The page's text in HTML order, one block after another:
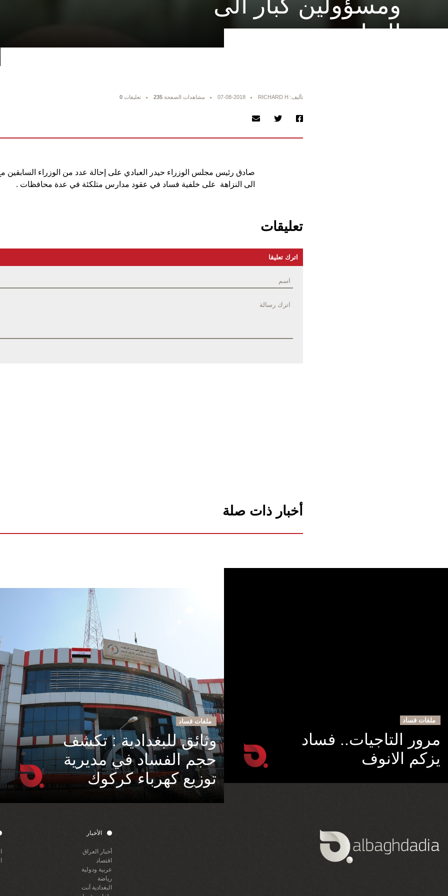
ومسؤولين كبار الى
النزاهة
تأليف: RICHARD H 07-08-2018 مشاهدات الصفحة 235 تعليقات 0
صادق رئيس مجلس الوزراء حيدر العبادي على إحالة عدد من الوزراء السابقين
الى النزاهة على خلفية فساد في عقود مدارس متلكئة في عدة محافظات .
تعليقات
اترك تعليقا
أخبار ذات صلة
ملفات فساد
مرور التاجيات.. فساد
يزكم الانوف
ملفات فساد
وثائق للبغدادية : تكشف
حجم الفساد في مديرية
توزيع كهرباء كركوك
الأخبار
أخبار العراق
اقتصاد
عربية ودولية
رياضة
البغدادية أنت